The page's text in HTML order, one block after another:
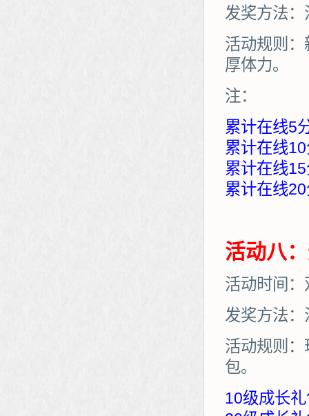
发奖方法
活动规则
厚体力。
注：
累计在线5
累计在线
累计在线
累计在线
活动八
活动时间
发奖方法
活动规则
包。
10级成长